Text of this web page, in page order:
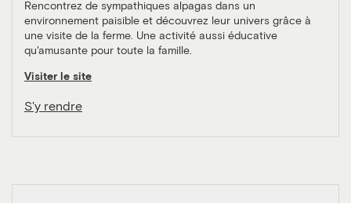
Rencontrez de sympathiques alpagas dans un
environnement paisible et découvrez leur univers grâce à
une visite de la ferme. Une activité aussi éducative
qu'amusante pour toute la famille.
Visiter le site
S'y rendre